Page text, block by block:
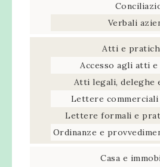
Verbali
Atti e
Accesso agli atti
Atti legali, deleghe
Lettere
Lettere formali e
Ordinanze e
Casa e